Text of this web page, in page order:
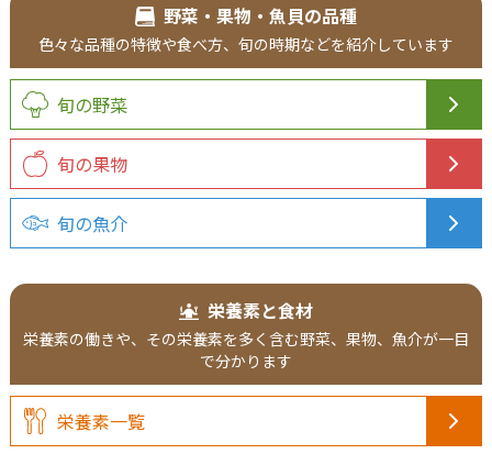
野菜・果物・魚貝の品種
色々な品種の特徴や食べ方、旬の時期などを紹介しています
旬の野菜
旬の果物
旬の魚介
栄養素と食材
栄養素の働きや、その栄養素を多く含む野菜、果物、魚介が一目
で分かります
栄養素一覧